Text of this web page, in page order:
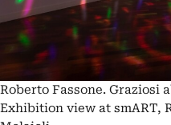
Roberto Fassone. Graziosi
Exhibition view at smART,